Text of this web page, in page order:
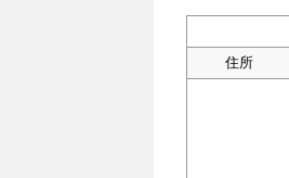
住所